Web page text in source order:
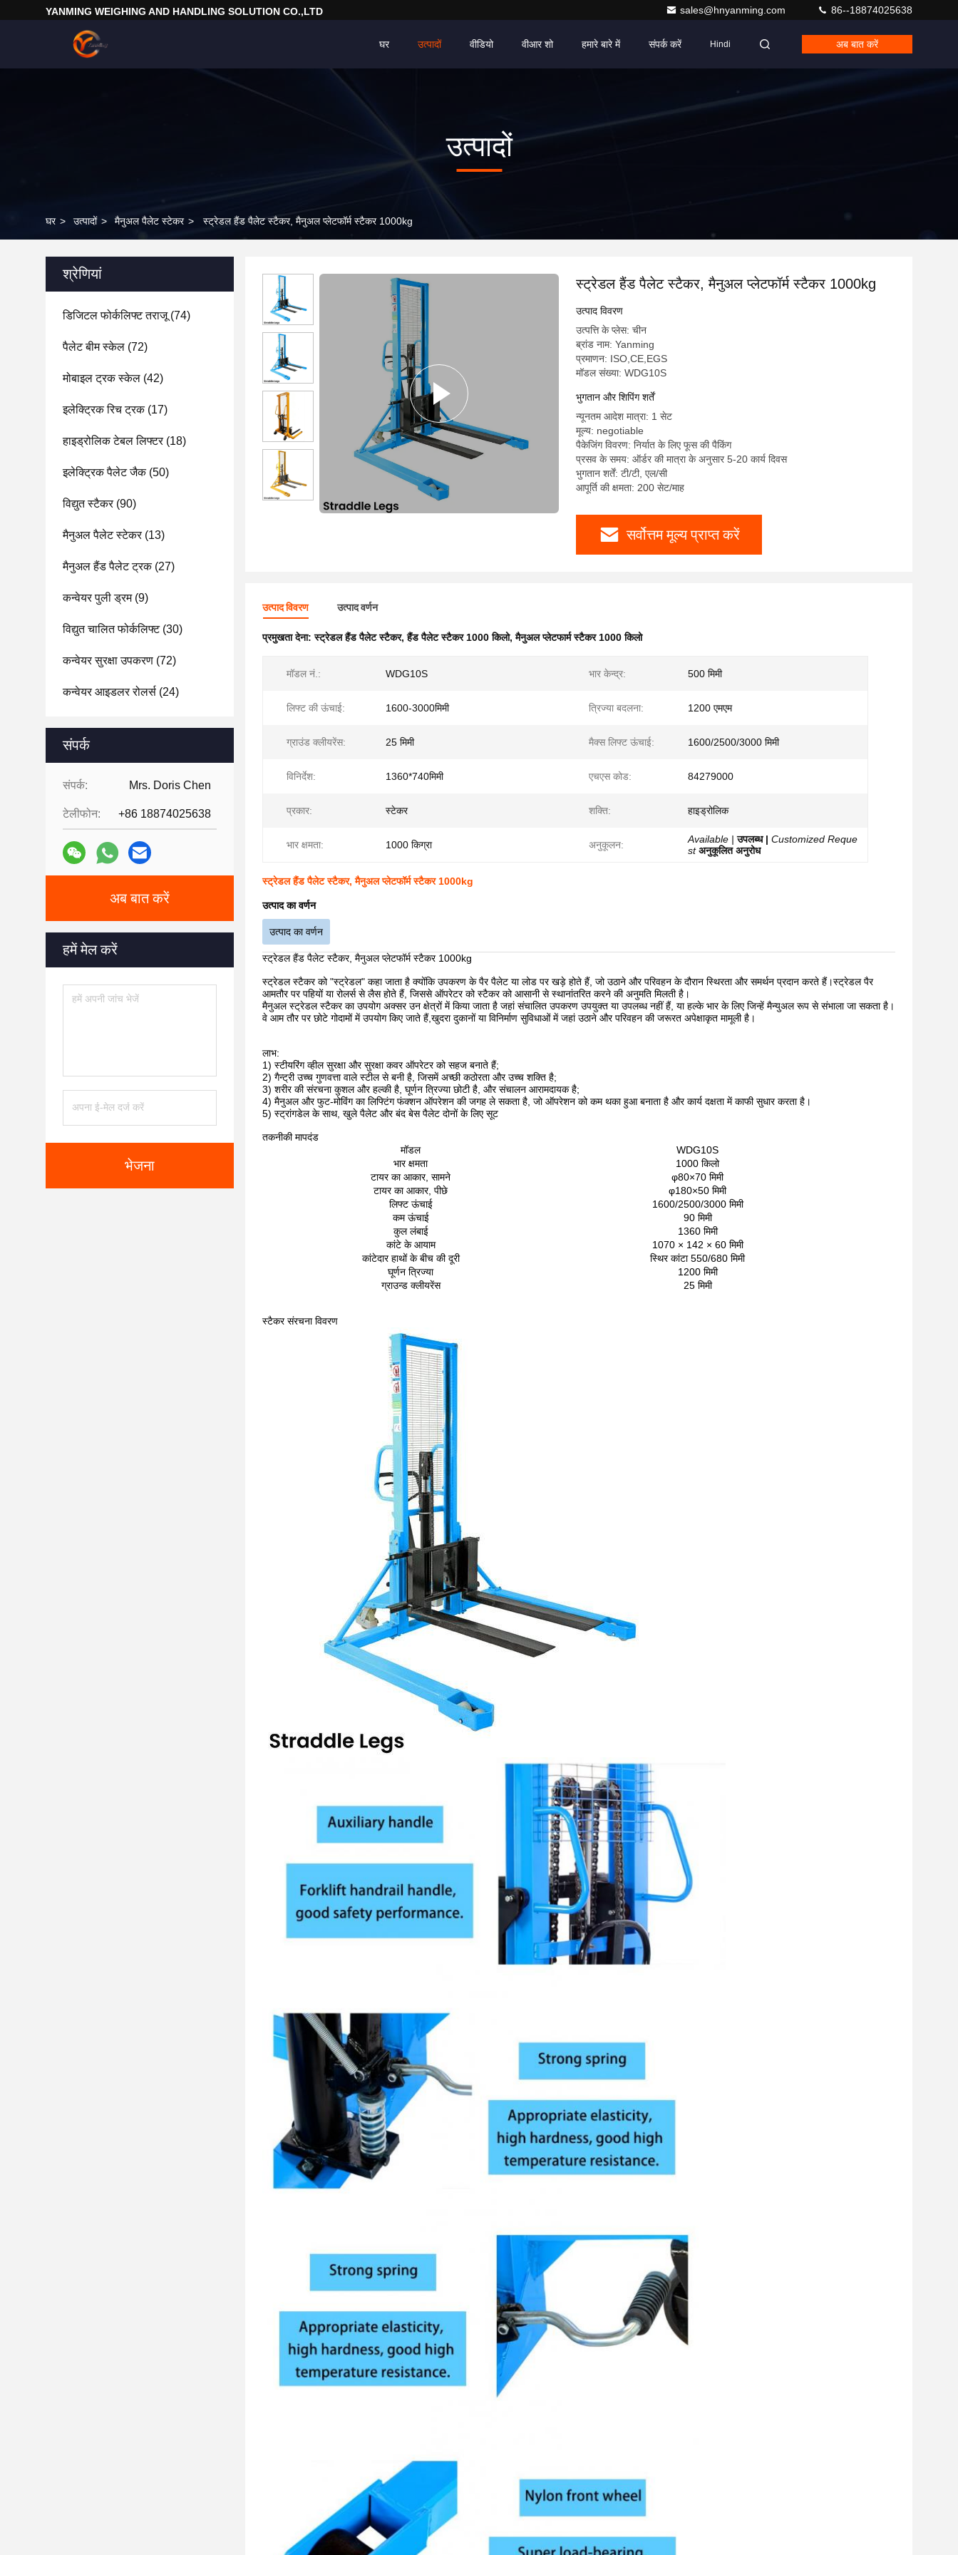
YANMING WEIGHING AND HANDLING SOLUTION CO.,LTD sales@hnyanming.com 86--18874025638
घर उत्पादों वीडियो वीआर शो हमारे बारे में संपर्क करें Hindi अब बात करें
उत्पादों
घर > उत्पादों > मैनुअल पैलेट स्टेकर > स्ट्रेडल हैंड पैलेट स्टैकर, मैनुअल प्लेटफॉर्म स्टैकर 1000kg
श्रेणियां
डिजिटल फोर्कलिफ्ट तराजू(74)
पैलेट बीम स्केल (72)
मोबाइल ट्रक स्केल (42)
इलेक्ट्रिक रिच ट्रक(17)
हाइड्रोलिक टेबल लिफ्टर(18)
इलेक्ट्रिक पैलेट जैक(50)
विद्युत स्टैकर(90)
मैनुअल पैलेट स्टेकर(13)
मैनुअल हैंड पैलेट ट्रक(27)
कन्वेयर पुली ड्रम(9)
विद्युत चालित फोर्कलिफ्ट(30)
कन्वेयर सुरक्षा उपकरण (72)
कन्वेयर आइडलर रोलर्स (24)
संपर्क
संपर्क: Mrs. Doris Chen
टेलीफोन: +86 18874025638
अब बात करें
हमें मेल करें
भेजना
स्ट्रेडल हैंड पैलेट स्टैकर, मैनुअल प्लेटफॉर्म स्टैकर 1000kg
उत्पाद विवरण
उत्पत्ति के प्लेस: चीन
ब्रांड नाम: Yanming
प्रमाणन: ISO,CE,EGS
मॉडल संख्या: WDG10S
भुगतान और शिपिंग शर्तें
न्यूनतम आदेश मात्रा: 1 सेट
मूल्य: negotiable
पैकेजिंग विवरण: निर्यात के लिए फूस की पैकिंग
प्रसव के समय: ऑर्डर की मात्रा के अनुसार 5-20 कार्य दिवस
भुगतान शर्तें: टी/टी, एल/सी
आपूर्ति की क्षमता: 200 सेट/माह
सर्वोत्तम मूल्य प्राप्त करें
उत्पाद विवरण उत्पाद वर्णन
प्रमुखता देना:स्ट्रेडल हैंड पैलेट स्टैकर,हैंड पैलेट स्टैकर 1000 किलो,मैनुअल प्लेटफार्म स्टैकर 1000 किलो
मॉडल नं.: WDG10S भार केन्द्र: 500 मिमी
लिफ्ट की ऊंचाई: 1600-3000मिमी त्रिज्या बदलना: 1200 एमएम
ग्राउंड क्लीयरेंस: 25 मिमी मैक्स लिफ्ट ऊंचाई: 1600/2500/3000 मिमी
विनिर्देश: 1360*740मिमी एचएस कोड: 84279000
प्रकार: स्टेकर शक्ति: हाइड्रोलिक
भार क्षमता: 1000 किग्रा अनुकूलन: Available | उपलब्ध | Customized Reque
st अनुकूलित अनुरोध
स्ट्रेडल हैंड पैलेट स्टैकर, मैनुअल प्लेटफॉर्म स्टैकर 1000kg
उत्पाद का वर्णन
उत्पाद का वर्णन
स्ट्रेडल हैंड पैलेट स्टैकर, मैनुअल प्लेटफॉर्म स्टैकर 1000kg
स्ट्रेडल स्टैकर को "स्ट्रेडल" कहा जाता है क्योंकि उपकरण के पैर पैलेट या लोड पर खड़े होते हैं, जो उठाने और परिवहन के दौरान स्थिरता और समर्थन प्रदान करते हैं।स्ट्रेडल पैर
आमतौर पर पहियों या रोलर्स से लैस होते हैं, जिससे ऑपरेटर को स्टैकर को आसानी से स्थानांतरित करने की अनुमति मिलती है।
मैनुअल स्ट्रेडल स्टैकर का उपयोग अक्सर उन क्षेत्रों में किया जाता है जहां संचालित उपकरण उपयुक्त या उपलब्ध नहीं हैं, या हल्के भार के लिए जिन्हें मैन्युअल रूप से संभाला जा सकता है।
वे आम तौर पर छोटे गोदामों में उपयोग किए जाते हैं,खुदरा दुकानों या विनिर्माण सुविधाओं में जहां उठाने और परिवहन की जरूरत अपेक्षाकृत मामूली है।
लाभ:
1) स्टीयरिंग व्हील सुरक्षा और सुरक्षा कवर ऑपरेटर को सहज बनाते हैं;
2) गैन्ट्री उच्च गुणवत्ता वाले स्टील से बनी है, जिसमें अच्छी कठोरता और उच्च शक्ति है;
3) शरीर की संरचना कुशल और हल्की है, घूर्णन त्रिज्या छोटी है, और संचालन आरामदायक है;
4) मैनुअल और फुट-मोविंग का लिफ्टिंग फंक्शन ऑपरेशन की जगह ले सकता है, जो ऑपरेशन को कम थका हुआ बनाता है और कार्य दक्षता में काफी सुधार करता है।
5) स्ट्रांगडेल के साथ, खुले पैलेट और बंद बेस पैलेट दोनों के लिए सूट
तकनीकी मापदंड
मॉडल
WDG10S
भार क्षमता
1000 किलो
टायर का आकार, सामने
φ80×70 मिमी
टायर का आकार, पीछे
φ180×50 मिमी
लिफ्ट ऊंचाई
1600/2500/3000 मिमी
कम ऊंचाई
90 मिमी
कुल लंबाई
1360 मिमी
कांटे के आयाम
1070 × 142 × 60 मिमी
कांटेदार हाथों के बीच की दूरी
स्थिर कांटा 550/680 मिमी
घूर्णन त्रिज्या
1200 मिमी
ग्राउन्ड क्लीयरेंस
25 मिमी
स्टैकर संरचना विवरण